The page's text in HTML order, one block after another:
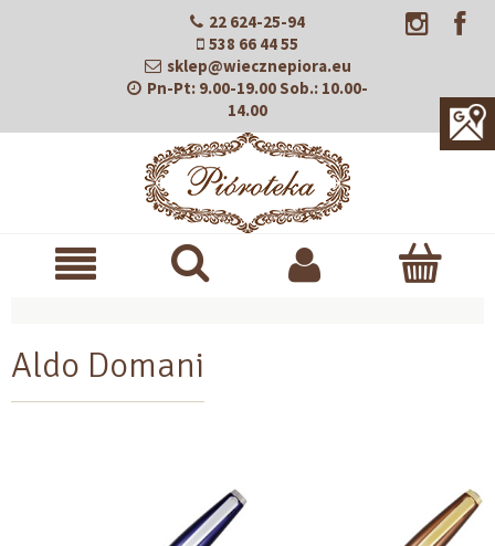
22 624-25-94
538 66 44 55
sklep@wiecznepiora.eu
Pn-Pt: 9.00-19.00Sob.: 10.00-
14.00
Aldo Domani